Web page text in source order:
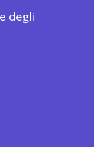
degli